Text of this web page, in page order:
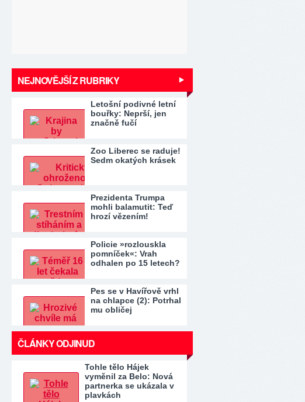
NEJNOVĚJŠÍ Z RUBRIKY
Letošní podivné letní
bouřky: Neprší, jen
značně fučí
Zoo Liberec se raduje!
Sedm okatých krásek
Prezidenta Trumpa
mohli balamutit: Teď
hrozí vězením!
Policie »rozlouskla
pomníček«: Vrah
odhalen po 15 letech?
Pes se v Havířově vrhl
na chlapce (2): Potrhal
mu obličej
ČLÁNKY ODJINUD
Tohle tělo Hájek
vyměnil za Belo: Nová
partnerka se ukázala v
plavkách